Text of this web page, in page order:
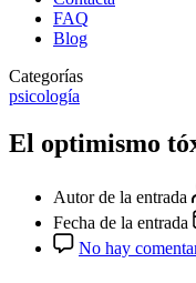
FAQ
Blog
Categorías
psicología
El optimismo
Autor de la entrada
Fecha de la entrada
No hay